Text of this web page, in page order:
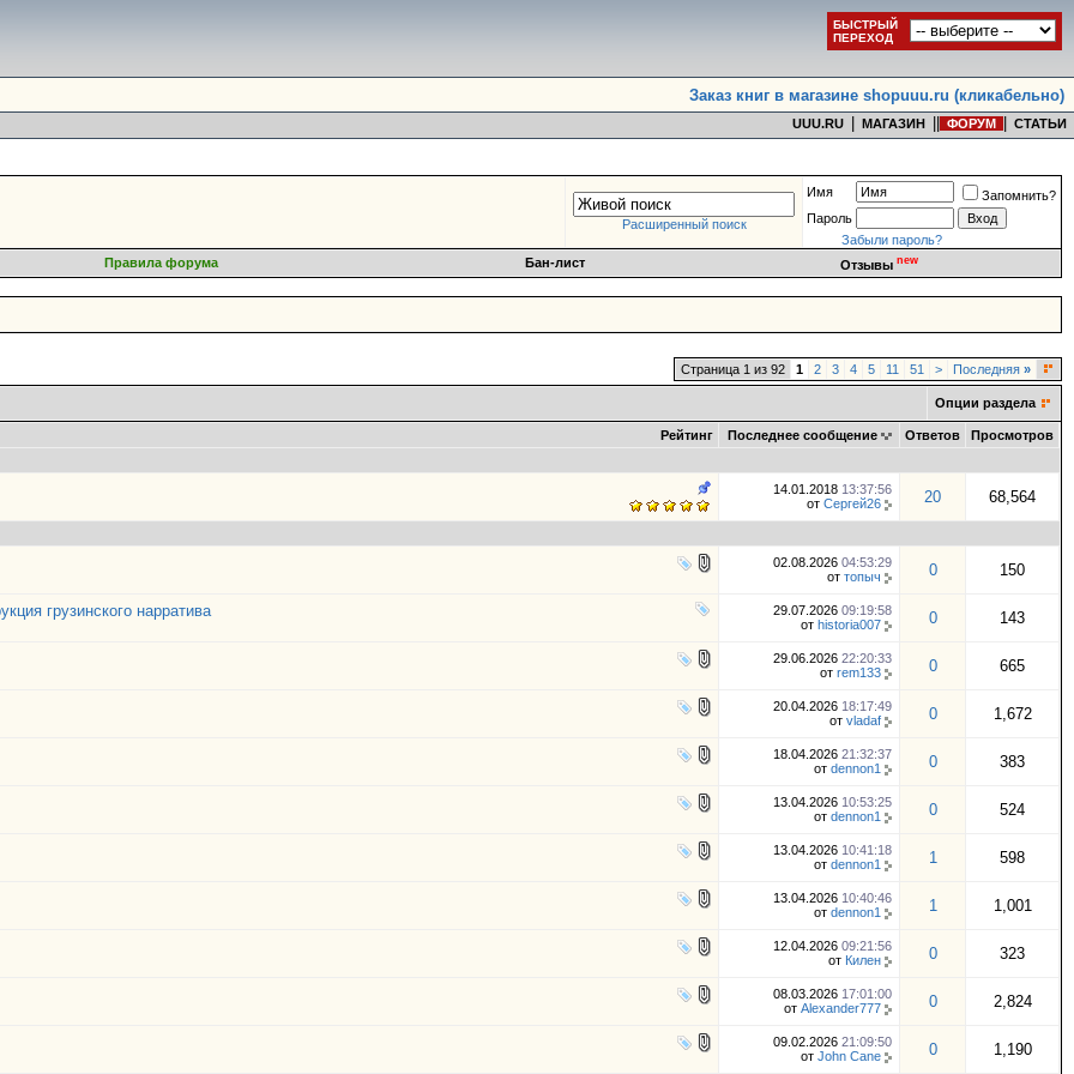
БЫСТРЫЙ
ПЕРЕХОД
Заказ книг в магазине shopuuu.ru (кликабельно)
UUU.RU МАГАЗИН ФОРУМ СТАТЬИ
Расширенный поиск
Имя
Запомнить?
Пароль
Забыли пароль?
Правила форума
Бан-лист Отзывы new
Страница 1 из 92 1 2 3 4 5 11 51 > Последняя »
Опции раздела
Рейтинг Последнее сообщение Ответов Просмотров
14.01.2018 13:37:56
от Сергей26 20 68,564
02.08.2026 04:53:29
от топыч 0 150
грузинского нарратива 29.07.2026 09:19:58
от historia007 0 143
29.06.2026 22:20:33
от rem133 0 665
20.04.2026 18:17:49
от vladaf 0 1,672
18.04.2026 21:32:37
от dennon1 0 383
13.04.2026 10:53:25
от dennon1 0 524
13.04.2026 10:41:18
от dennon1 1 598
13.04.2026 10:40:46
от dennon1 1 1,001
12.04.2026 09:21:56
от Килен 0 323
08.03.2026 17:01:00
от Alexander777 0 2,824
09.02.2026 21:09:50
от John Cane 0 1,190